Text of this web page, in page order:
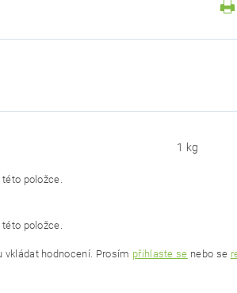
1 kg
položce.
položce.
vkládat hodnocení. Prosím přihlaste se nebo se